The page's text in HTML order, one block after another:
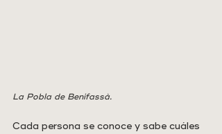
La Pobla de Benifassà.
Cada persona se conoce y sabe cuáles